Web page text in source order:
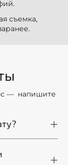
съемка,
— напишите